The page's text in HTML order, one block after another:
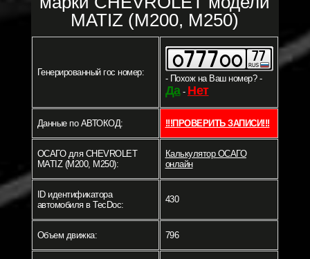
MATIZ (M200, M250)
Генерированный гос номер:
- Похож на Ваш номер? -
Да- Нет
Данные по АВТОКОД: !!!ПРОВЕРИТЬ ЗАПИСИ!!!
ОСАГО для CHEVROLET
MATIZ (M200, M250):
Калькулятор ОСАГО
онлайн
ID идентификатора
автомобиля в TecDoc:
430
Объем движка: 796